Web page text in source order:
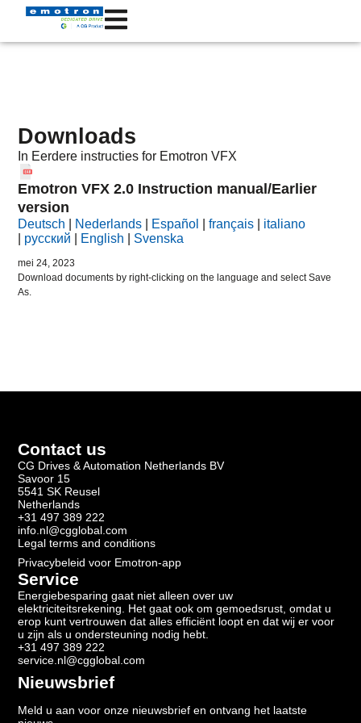
Downloads
In Eerdere instructies for Emotron VFX
Emotron VFX 2.0 Instruction manual/Earlier
version
Deutsch Nederlands Español français
italiano
русский English Svenska
mei 24, 2023
Download documents by right-clicking on the language and select Save
As.
Contact us
CG Drives & Automation Netherlands BV
Savoor 15
5541 SK Reusel
Netherlands
+31 497 389 222
info.nl@cgglobal.com
Legal terms and conditions
Privacybeleid voor Emotron-app
Service
Energiebesparing gaat niet alleen over uw
elektriciteitsrekening. Het gaat ook om gemoedsrust, omdat u
erop kunt vertrouwen dat alles efficiënt loopt en dat wij er voor
u zijn als u ondersteuning nodig hebt.
+31 497 389 222
service.nl@cgglobal.com
Nieuwsbrief
Meld u aan voor onze nieuwsbrief en ontvang het laatste